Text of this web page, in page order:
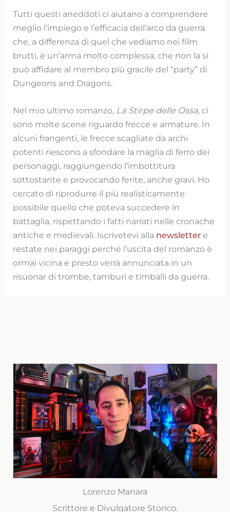
Tutti questi aneddoti ci aiutano a comprendere
meglio l’impiego e l’efficacia dell’arco da guerra
che, a differenza di quel che vediamo nei film
brutti, è un’arma molto complessa, che non la si
può affidare al membro più gracile del “party” di
Dungeons and Dragons.
Nel mio ultimo romanzo, La Stirpe delle Ossa, ci
sono molte scene riguardo frecce e armature. In
alcuni frangenti, le frecce scagliate da archi
potenti riescono a sfondare la maglia di ferro dei
personaggi, raggiungendo l’imbottitura
sottostante e provocando ferite, anche gravi. Ho
cercato di riprodurre il più realisticamente
possibile quello che poteva succedere in
battaglia, rispettando i fatti narrati nelle cronache
antiche e medievali. Iscrivetevi alla newsletter e
restate nei paraggi perché l’uscita del romanzo è
ormai vicina e presto verrà annunciata in un
risuonar di trombe, tamburi e timballi da guerra.
Lorenzo Manara
Scrittore e Divulgatore Storico.